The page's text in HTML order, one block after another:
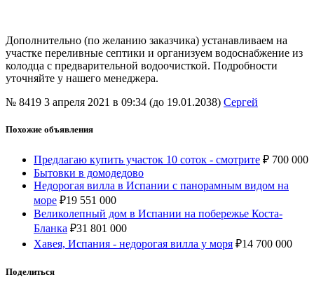
Дополнительно (по желанию заказчика) устанавливаем на
участке переливные септики и организуем водоснабжение из
колодца с предварительной водоочисткой. Подробности
уточняйте у нашего менеджера.
№ 8419 3 апреля 2021 в 09:34 (до 19.01.2038) Сергей
Похожие объявления
Предлагаю купить участок 10 соток - смотрите ₽ 700 000
Бытовки в домодедово
Недорогая вилла в Испании с панорамным видом на
море ₽19 551 000
Великолепный дом в Испании на побережье Коста-
Бланка ₽31 801 000
Хавея, Испания - недорогая вилла у моря ₽14 700 000
Поделиться